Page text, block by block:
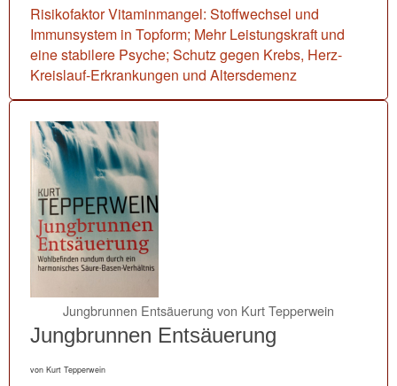
Risikofaktor Vitaminmangel: Stoffwechsel und
Immunsystem in Topform; Mehr Leistungskraft und
eine stabilere Psyche; Schutz gegen Krebs, Herz-
Kreislauf-Erkrankungen und Altersdemenz
Jungbrunnen Entsäuerung von Kurt Tepperwein
Jungbrunnen Entsäuerung
von Kurt Tepperwein